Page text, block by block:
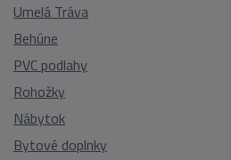
Umelá Tráva
Behúne
PVC podlahy
Rohožky
Nábytok
Bytové doplnky